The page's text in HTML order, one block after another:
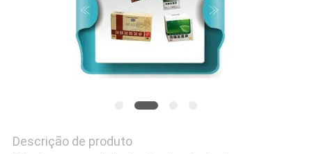
Descrição de produto